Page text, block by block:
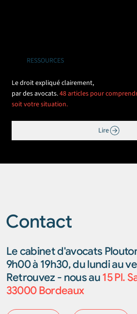
RESSOURCES
Le droit expliqué clairement,
par des avocats.48 articles pour
soit votre situation.
Lire
Le cabinet d'avocats
9h00 à 19h30, du lundi au
Retrouvez - nous au15 Pl.
33000 Bordeaux
Contact